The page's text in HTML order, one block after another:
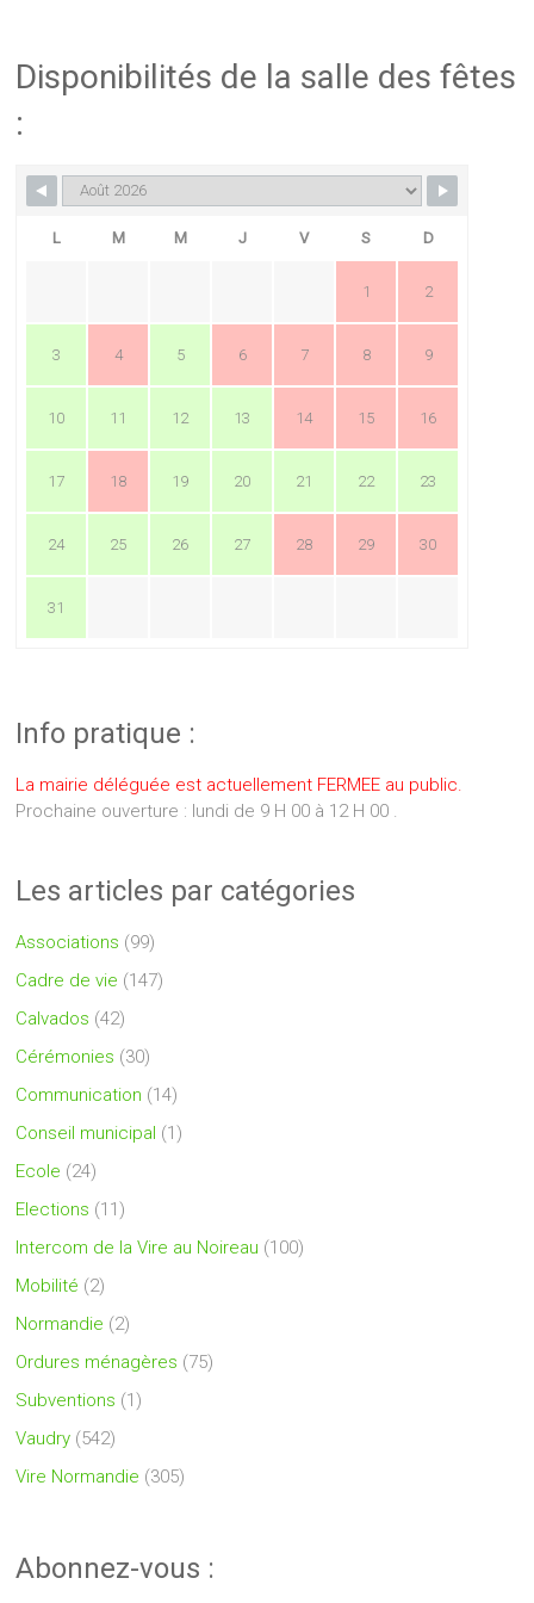
Disponibilités de la salle des fêtes
:
L M M J V S D
1 2
3 4 5 6 7 8 9
10 11 12 13 14 15 16
17 18 19 20 21 22 23
24 25 26 27 28 29 30
31
Info pratique :
La mairie déléguée est actuellement FERMEE au public.
Prochaine ouverture : lundi de 9 H 00 à 12 H 00 .
Les articles par catégories
Associations (99)
Cadre de vie (147)
Calvados (42)
Cérémonies (30)
Communication (14)
Conseil municipal (1)
Ecole (24)
Elections (11)
Intercom de la Vire au Noireau (100)
Mobilité (2)
Normandie (2)
Ordures ménagères (75)
Subventions (1)
Vaudry (542)
Vire Normandie (305)
Abonnez-vous :